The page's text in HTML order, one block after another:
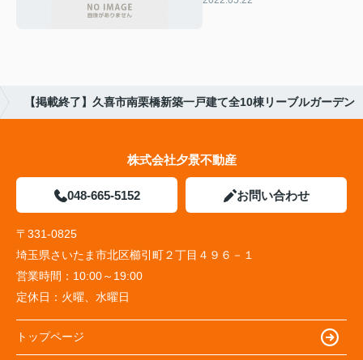
【掲載終了】久喜市南栗橋新築一戸建て全10棟リーブルガーデン
株式会社夕景不動産
048-665-5152 お問い合わせ
〒331-0825
埼玉県さいたま市北区櫛引町２丁目４９６－１
営業時間： 10:00～19:00
定休日： 火曜、水曜日
トップページ